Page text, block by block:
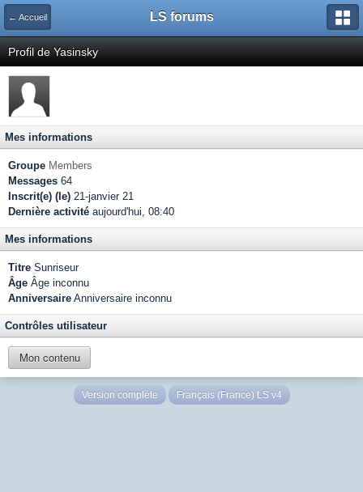
← Accueil LS forums
Profil de Yasinsky
Mes informations
Groupe Members
Messages 64
Inscrit(e) (le) 21-janvier 21
Dernière activité aujourd'hui, 08:40
Mes informations
Titre Sunriseur
Âge Âge inconnu
Anniversaire Anniversaire inconnu
Contrôles utilisateur
Mon contenu
Version complète Français (France) LS v4